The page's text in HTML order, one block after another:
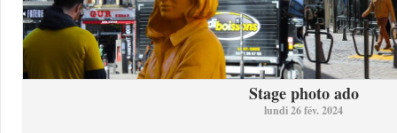
Stage photo ado
lundi 26 fév. 2024